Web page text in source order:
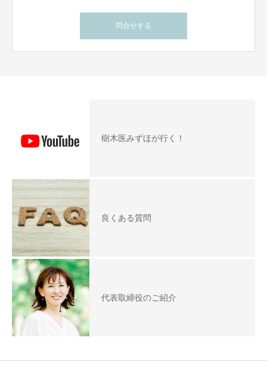
問合せする
樹木医みずほが行く！
良くある質問
代表取締役のご紹介